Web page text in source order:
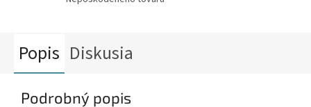
Popis Diskusia
Podrobný popis